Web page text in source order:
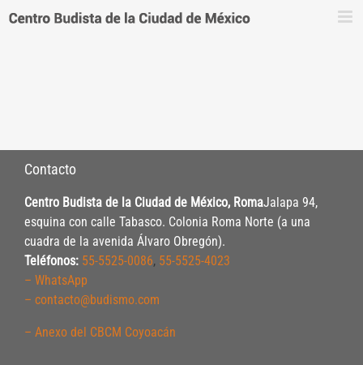
Contacto
Centro Budista de la Ciudad de México, RomaJalapa 94,
esquina con calle Tabasco. Colonia Roma Norte (a una
cuadra de la avenida Álvaro Obregón).
Teléfonos: 55-5525-0086, 55-5525-4023
– WhatsApp
– contacto@budismo.com
– Anexo del CBCM Coyoacán